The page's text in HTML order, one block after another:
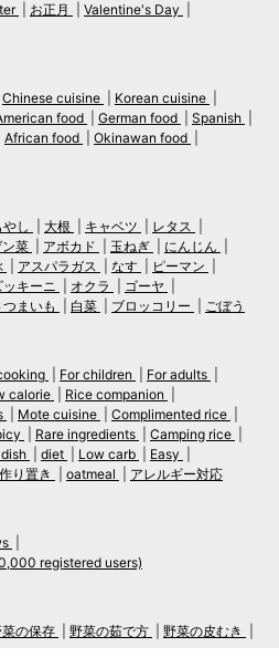
お正月
Valentine's Day
Chinese cuisine
Korean cuisine
food German food
Spanish
African food
Okinawan food
やし 大根 キャベツ
レタス
菜 アボカド 玉ねぎ
にんじん
アスパラガス なす
ピーマン
ッキーニ オクラ
ゴーヤ
つまいも 白菜 ブロッコリー ごぼう
For children
For adults
calorie
Rice companion
Mote cuisine
Complimented rice
Rare ingredients
Camping rice
diet Low carb
Easy
作り置き oatmeal アレルギー対応
registered users)
の保存 野菜の茹で方
野菜の皮むき